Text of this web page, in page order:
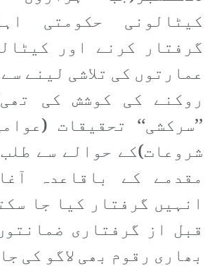
کیٹالونی حکومتی
گرفتار کرنے اور
عمارتوں کی تلاشی لینے
روکنے کی کوشش کی
’’سرکشی‘‘ تحقیقات
شروعات)کے حوالے سے
مقدمے کے باقاعدہ
انہیں گرفتار کیا جا
قبل از گرفتاری
بھاری رقوم بھی لاگو کی